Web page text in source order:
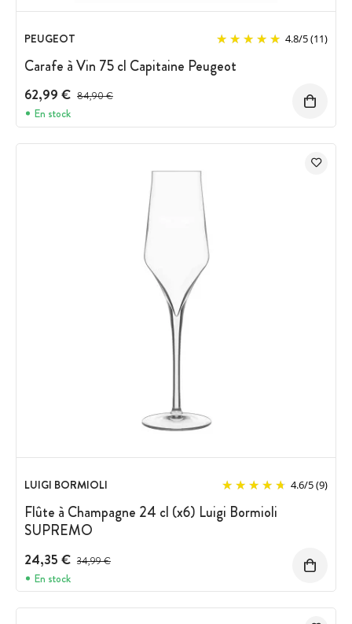
PEUGEOT 4.8/5(11)
Carafe à Vin 75 cl Capitaine Peugeot
62,99 € Prix avant réduction :
84,90 €
En stock
LUIGI BORMIOLI 4.6/5(9)
Flûte à Champagne 24 cl (x6) Luigi Bormioli
SUPREMO
24,35 € Prix avant réduction :
34,99 €
En stock